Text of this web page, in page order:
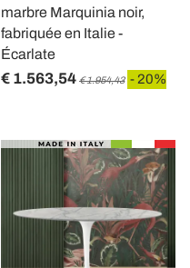
marbre Marquinia noir,
fabriquée en Italie -
Écarlate
€ 1.563,54 € 1.954,43 - 20%